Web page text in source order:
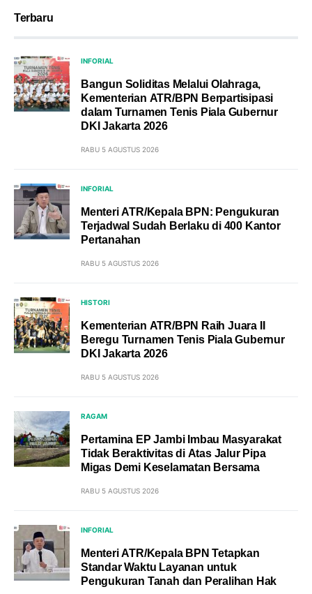
Terbaru
INFORIAL
Bangun Soliditas Melalui Olahraga,
Kementerian ATR/BPN Berpartisipasi
dalam Turnamen Tenis Piala Gubernur
DKI Jakarta 2026
RABU 5 AGUSTUS 2026
INFORIAL
Menteri ATR/Kepala BPN: Pengukuran
Terjadwal Sudah Berlaku di 400 Kantor
Pertanahan
RABU 5 AGUSTUS 2026
HISTORI
Kementerian ATR/BPN Raih Juara II
Beregu Turnamen Tenis Piala Gubernur
DKI Jakarta 2026
RABU 5 AGUSTUS 2026
RAGAM
Pertamina EP Jambi Imbau Masyarakat
Tidak Beraktivitas di Atas Jalur Pipa
Migas Demi Keselamatan Bersama
RABU 5 AGUSTUS 2026
INFORIAL
Menteri ATR/Kepala BPN Tetapkan
Standar Waktu Layanan untuk
Pengukuran Tanah dan Peralihan Hak